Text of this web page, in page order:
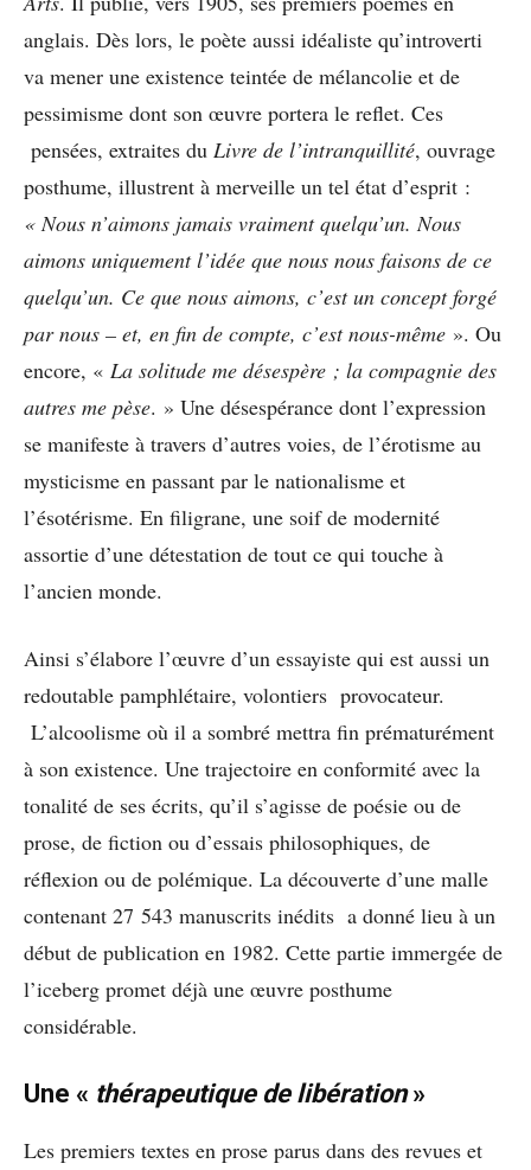
anglais. Dès lors, le poète aussi idéaliste qu’introverti
va mener une existence teintée de mélancolie et de
pessimisme dont son œuvre portera le reflet. Ces
pensées, extraites du Livre de l’intranquillité, ouvrage
posthume, illustrent à merveille un tel état d’esprit :
« Nous n’aimons jamais vraiment quelqu’un. Nous
aimons uniquement l’idée que nous nous faisons de ce
quelqu’un. Ce que nous aimons, c’est un concept forgé
par nous – et, en fin de compte, c’est nous-même ». Ou
encore, « La solitude me désespère ; la compagnie des
autres me pèse. » Une désespérance dont l’expression
se manifeste à travers d’autres voies, de l’érotisme au
mysticisme en passant par le nationalisme et
l’ésotérisme. En filigrane, une soif de modernité
assortie d’une détestation de tout ce qui touche à
l’ancien monde.
Ainsi s’élabore l’œuvre d’un essayiste qui est aussi un
redoutable pamphlétaire, volontiers provocateur.
L’alcoolisme où il a sombré mettra fin prématurément
à son existence. Une trajectoire en conformité avec la
tonalité de ses écrits, qu’il s’agisse de poésie ou de
prose, de fiction ou d’essais philosophiques, de
réflexion ou de polémique. La découverte d’une malle
contenant 27 543 manuscrits inédits a donné lieu à un
début de publication en 1982. Cette partie immergée de
l’iceberg promet déjà une œuvre posthume
considérable.
Une « thérapeutique de libération»
Les premiers textes en prose parus dans des revues et